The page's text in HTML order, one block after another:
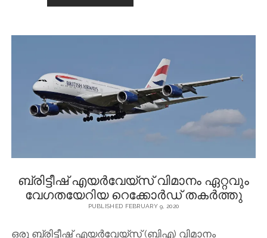
ഇരുന്നൂറു
ബ്രിട്ടീഷ് എയർവേയ്‌സ് വിമാനം ഏറ്റവും
വേഗതയേറിയ റെക്കോർഡ് തകർത്തു
PUBLISHED FEBRUARY 9, 2020
ഒരു ബ്രിട്ടീഷ് എയർവേയ്‌സ് (ബി‌എ) വിമാനം